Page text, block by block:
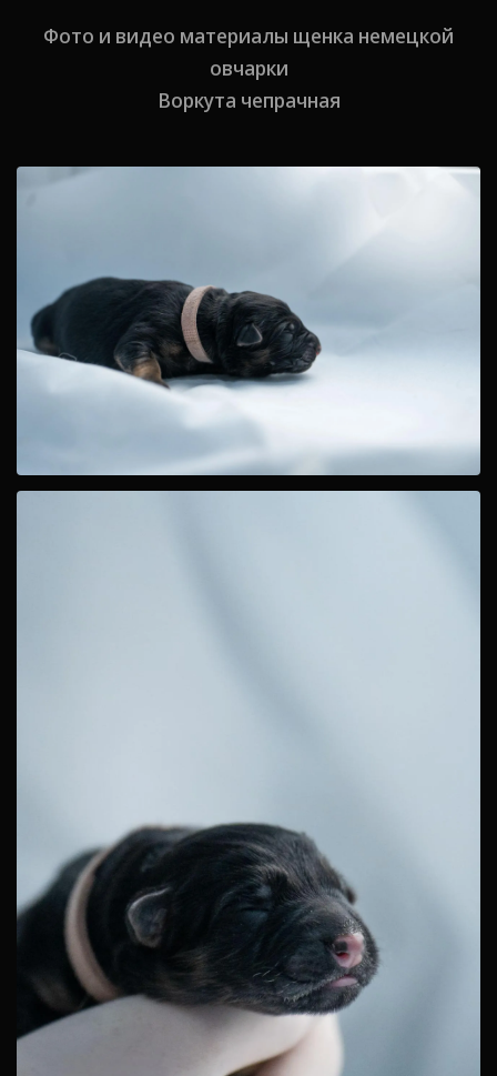
Фото и видео материалы щенка немецкой
овчарки
Воркута чепрачная